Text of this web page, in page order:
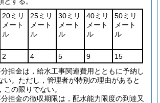
20ミリ
メート
ル
25ミリ
メート
ル
30ミリ
メート
ル
40ミリ
メート
ル
50ミリ
メート
ル
2 4 5 9
15
担金は，給水工事関連費用とともに予納し
。 ただし，管理者が特別の理由があると
の限りでない。
担金の徴収期限は，配水能力限度の到達又